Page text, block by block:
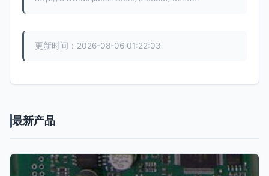
更新时间：2026-08-06 01:22:03
最新产品